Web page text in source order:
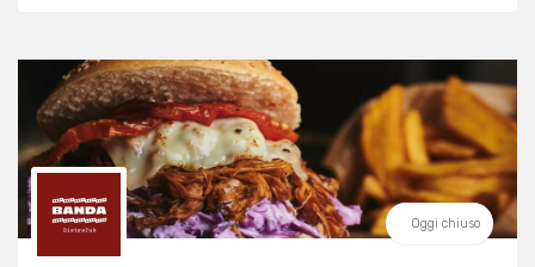
Oggi chiuso